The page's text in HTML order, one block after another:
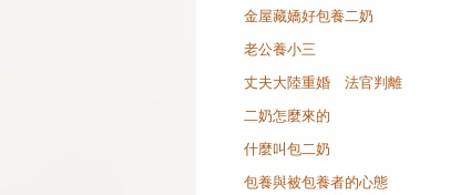
金屋藏嬌好包養二奶
老公養小三
丈夫大陸重婚 法官判離
二奶怎麼來的
什麼叫包二奶
包養與被包養者的心態